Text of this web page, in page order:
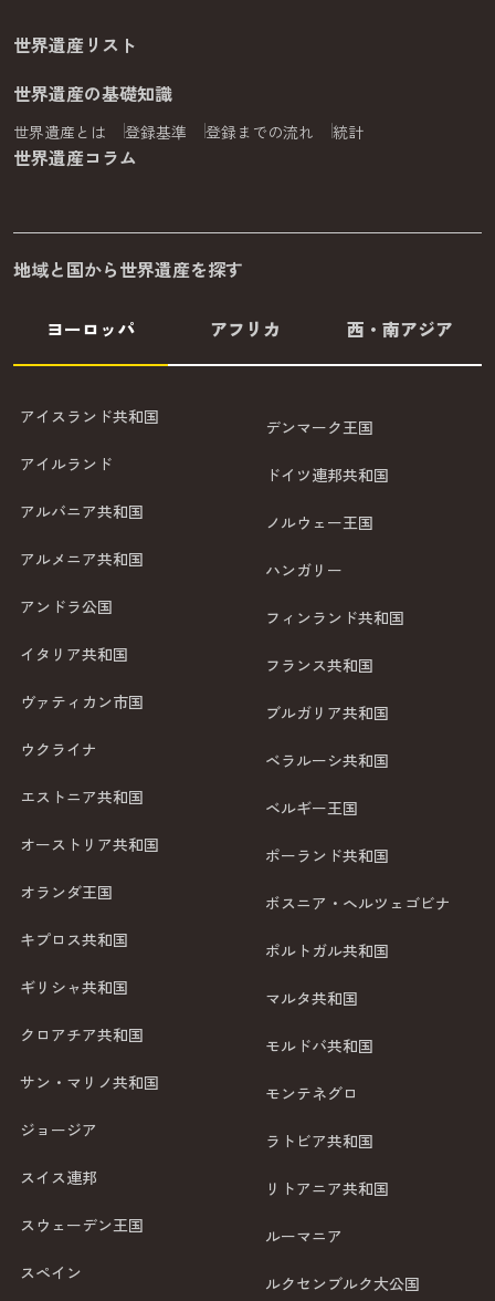
世界遺産リスト
世界遺産の基礎知識
世界遺産とは 登録基準 登録までの流れ 統計
世界遺産コラム
地域と国から世界遺産を探す
ヨーロッパ アフリカ 西・南アジア
アイスランド共和国
アイルランド
アルバニア共和国
アルメニア共和国
アンドラ公国
イタリア共和国
ヴァティカン市国
ウクライナ
エストニア共和国
オーストリア共和国
オランダ王国
キプロス共和国
ギリシャ共和国
クロアチア共和国
サン・マリノ共和国
ジョージア
スイス連邦
スウェーデン王国
スペイン
デンマーク王国
ドイツ連邦共和国
ノルウェー王国
ハンガリー
フィンランド共和国
フランス共和国
ブルガリア共和国
ベラルーシ共和国
ベルギー王国
ポーランド共和国
ボスニア・ヘルツェゴビナ
ポルトガル共和国
マルタ共和国
モルドバ共和国
モンテネグロ
ラトビア共和国
リトアニア共和国
ルーマニア
ルクセンブルク大公国